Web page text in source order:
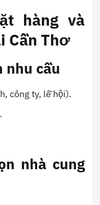
hàng và
Cần Thơ
nhu cầu
công ty, lễ hội).
nhà cung